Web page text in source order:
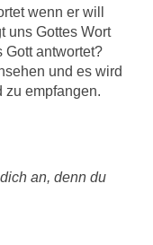
wenn er will
uns Gottes Wort
Gott antwortet?
und es wird
zu empfangen.
an, denn du